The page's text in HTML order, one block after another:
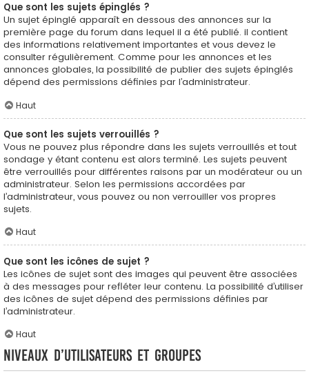
Que sont les sujets épinglés ?
Un sujet épinglé apparaît en dessous des annonces sur la
première page du forum dans lequel il a été publié. il contient
des informations relativement importantes et vous devez le
consulter régulièrement. Comme pour les annonces et les
annonces globales, la possibilité de publier des sujets épinglés
dépend des permissions définies par l’administrateur.
Haut
Que sont les sujets verrouillés ?
Vous ne pouvez plus répondre dans les sujets verrouillés et tout
sondage y étant contenu est alors terminé. Les sujets peuvent
être verrouillés pour différentes raisons par un modérateur ou un
administrateur. Selon les permissions accordées par
l’administrateur, vous pouvez ou non verrouiller vos propres
sujets.
Haut
Que sont les icônes de sujet ?
Les icônes de sujet sont des images qui peuvent être associées
à des messages pour refléter leur contenu. La possibilité d’utiliser
des icônes de sujet dépend des permissions définies par
l’administrateur.
Haut
Niveaux d’utilisateurs et groupes